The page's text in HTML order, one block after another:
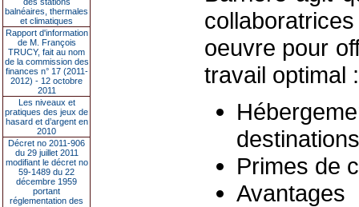
balnéaires, thermales
et climatiques
Rapport d'information
de M. François
TRUCY, fait au nom
de la commission des
finances n° 17 (2011-
2012) - 12 octobre
2011
Les niveaux et
pratiques des jeux de
hasard et d’argent en
2010
Décret no 2011-906
du 29 juillet 2011
modifiant le décret no
59-1489 du 22
décembre 1959
portant
réglementation des
oeuvre pour
travail optimal :
Primes de